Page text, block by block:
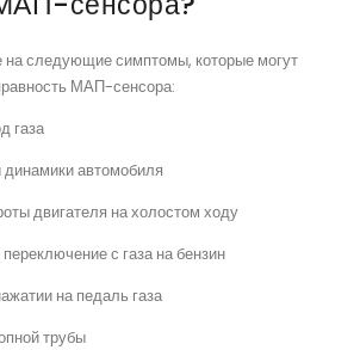
на следующие симптомы, которые могут
МАП-сенсора:
газа
автомобиля
двигателя на холостом ходу
с газа на бензин
на педаль газа
трубы